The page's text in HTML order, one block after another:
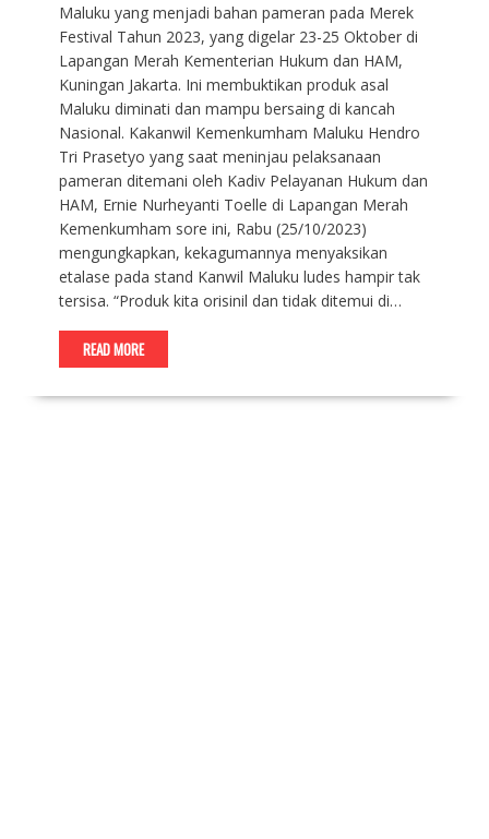
Maluku yang menjadi bahan pameran pada Merek
Festival Tahun 2023, yang digelar 23-25 Oktober di
Lapangan Merah Kementerian Hukum dan HAM,
Kuningan Jakarta. Ini membuktikan produk asal
Maluku diminati dan mampu bersaing di kancah
Nasional. Kakanwil Kemenkumham Maluku Hendro
Tri Prasetyo yang saat meninjau pelaksanaan
pameran ditemani oleh Kadiv Pelayanan Hukum dan
HAM, Ernie Nurheyanti Toelle di Lapangan Merah
Kemenkumham sore ini, Rabu (25/10/2023)
mengungkapkan, kekagumannya menyaksikan
etalase pada stand Kanwil Maluku ludes hampir tak
tersisa. “Produk kita orisinil dan tidak ditemui di…
READ MORE